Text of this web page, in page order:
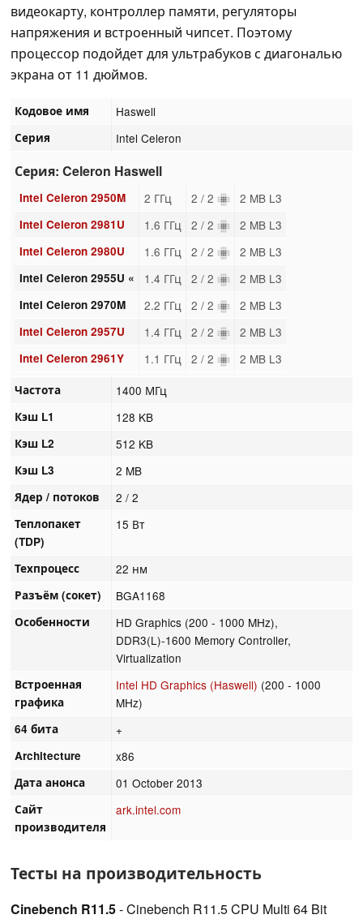
видеокарту, контроллер памяти, регуляторы
напряжения и встроенный чипсет. Поэтому
процессор подойдет для ультрабуков с диагональю
экрана от 11 дюймов.
Кодовое имя Haswell
Серия Intel Celeron
Серия: Celeron Haswell
Intel Celeron 2950M 2 ГГц 2 / 2 2 MB L3
Intel Celeron 2981U 1.6 ГГц 2 / 2 2 MB L3
Intel Celeron 2980U 1.6 ГГц 2 / 2 2 MB L3
Intel Celeron 2955U « 1.4 ГГц 2 / 2 2 MB L3
Intel Celeron 2970M 2.2 ГГц 2 / 2 2 MB L3
Intel Celeron 2957U 1.4 ГГц 2 / 2 2 MB L3
Intel Celeron 2961Y 1.1 ГГц 2 / 2 2 MB L3
Частота 1400 МГц
Кэш L1 128 KB
Кэш L2 512 KB
Кэш L3 2 MB
Ядер / потоков 2 / 2
Теплопакет
(TDP)
15 Вт
Техпроцесс 22 нм
Разъём (сокет) BGA1168
Особенности
HD Graphics (200 - 1000 MHz),
DDR3(L)-1600 Memory Controller,
Virtualization
Встроенная
графика
Intel HD Graphics (Haswell) (200 - 1000
MHz)
64 бита +
Architecture x86
Дата анонса 01 October 2013
Сайт
производителя
ark.intel.com
Тесты на производительность
Cinebench R11.5- Cinebench R11.5 CPU Multi 64 Bit